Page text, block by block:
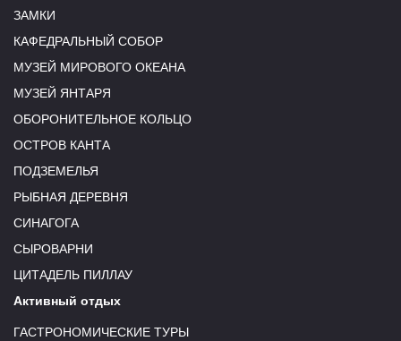
ЗАМКИ
КАФЕДРАЛЬНЫЙ СОБОР
МУЗЕЙ МИРОВОГО ОКЕАНА
МУЗЕЙ ЯНТАРЯ
ОБОРОНИТЕЛЬНОЕ КОЛЬЦО
ОСТРОВ КАНТА
ПОДЗЕМЕЛЬЯ
РЫБНАЯ ДЕРЕВНЯ
СИНАГОГА
СЫРОВАРНИ
ЦИТАДЕЛЬ ПИЛЛАУ
Активный отдых
ГАСТРОНОМИЧЕСКИЕ ТУРЫ